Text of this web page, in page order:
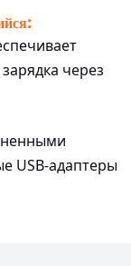
через
USB-адаптеры